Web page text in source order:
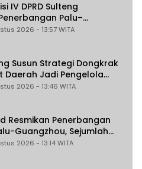
IV DPRD Sulteng
Palu–
Dongkrak Ekspor dan
2026 - 13:57 WITA
Susun Strategi Dongkrak
Daerah Jadi Pengelola
2026 - 13:46 WITA
Resmikan Penerbangan
Guangzhou, Sejumlah
Rute Malaysia dan
2026 - 13:14 WITA